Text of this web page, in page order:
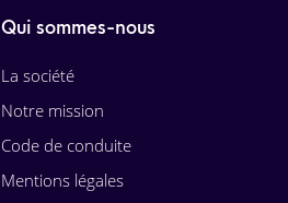
Qui sommes-nous
La société
Notre mission
Code de conduite
Mentions légales